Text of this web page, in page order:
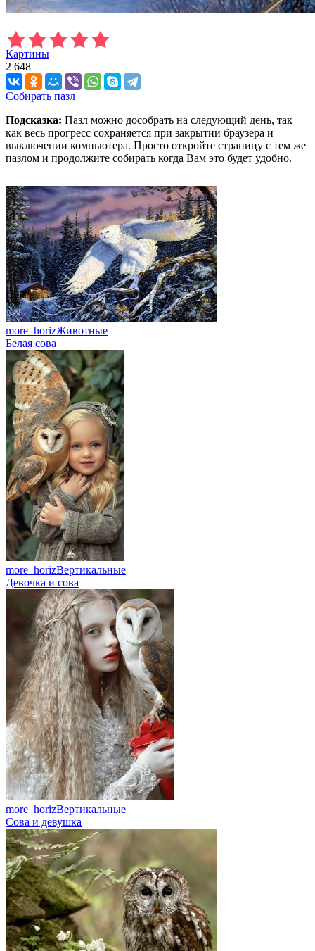
Картины
2 648
Собирать пазл
Подсказка: Пазл можно дособрать на следующий день, так
как весь прогресс сохраняется при закрытии браузера и
выключении компьютера. Просто откройте страницу с тем же
пазлом и продолжите собирать когда Вам это будет удобно.
more_horizЖивотные
Белая сова
more_horizВертикальные
Девочка и сова
more_horizВертикальные
Сова и девушка